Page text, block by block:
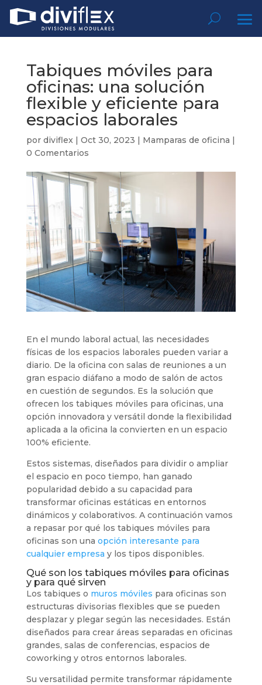
Tabiques móviles para
oficinas: una solución
flexible y eficiente para
espacios laborales
por diviflex| Oct 30, 2023 | Mamparas de oficina |
0 Comentarios
En el mundo laboral actual, las necesidades
físicas de los espacios laborales pueden variar a
diario. De la oficina con salas de reuniones a un
gran espacio diáfano a modo de salón de actos
en cuestión de segundos. Es la solución que
ofrecen los tabiques móviles para oficinas, una
opción innovadora y versátil donde la flexibilidad
aplicada a la oficina la convierten en un espacio
100% eficiente.
Estos sistemas, diseñados para dividir o ampliar
el espacio en poco tiempo, han ganado
popularidad debido a su capacidad para
transformar oficinas estáticas en entornos
dinámicos y colaborativos. A continuación vamos
a repasar por qué los tabiques móviles para
oficinas son una opción interesante para
cualquier empresa y los tipos disponibles.
Qué son los tabiques móviles para oficinas
y para qué sirven
Los tabiques o muros móviles para oficinas son
estructuras divisorias flexibles que se pueden
desplazar y plegar según las necesidades. Están
diseñados para crear áreas separadas en oficinas
grandes, salas de conferencias, espacios de
coworking y otros entornos laborales.
Su versatilidad permite transformar rápidamente